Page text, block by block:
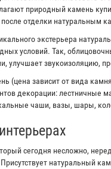
природный камень
отделки натуральным
экстерьера
условий. Так,
улучшает звукоизоляцию,
(цена зависит от вида
декорации: лестничные
чаши, вазы, шары,
сегодня несложно,
натуральный